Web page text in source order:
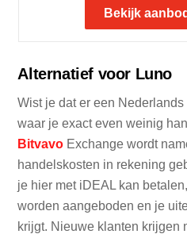
Bekijk
Alternatief voor Luno
Wist je dat er een
waar je exact even weinig
Bitvavo Exchange wordt
handelskosten in rekening
je hier met iDEAL kan
worden aangeboden en je
krijgt. Nieuwe klanten krijgen